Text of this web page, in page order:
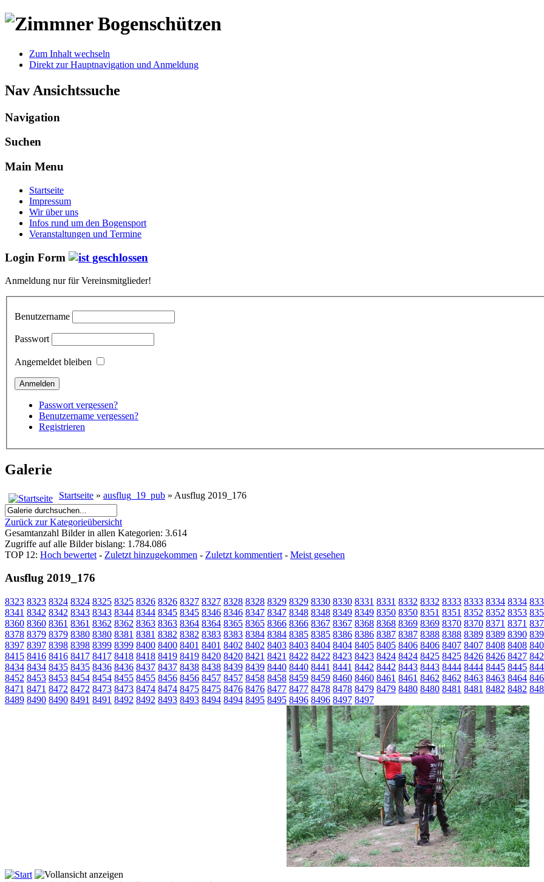
Zum Inhalt wechseln
Direkt zur Hauptnavigation und Anmeldung
Nav Ansichtssuche
Navigation
Suchen
Main Menu
Startseite
Impressum
Wir über uns
Infos rund um den Bogensport
Veranstaltungen und Termine
Login Form
Anmeldung nur für Vereinsmitglieder!
Benutzername
Passwort
Angemeldet bleiben
Passwort vergessen?
Benutzername vergessen?
Registrieren
Galerie
Startseite » ausflug_19_pub » Ausflug 2019_176
Zurück zur Kategorieübersicht
Gesamtanzahl Bilder in allen Kategorien: 3.614
Zugriffe auf alle Bilder bislang: 1.784.086
TOP 12: Hoch bewertet - Zuletzt hinzugekommen - Zuletzt kommentiert - Meist gesehen
Ausflug 2019_176
8323 8323 8324 8324 8325 8325 8326 8326 8327 8327 8328 8328 8329 8329 8330 8330 8331 8331 8332 8332 8333 8333 8334 8334
8341 8342 8342 8343 8343 8344 8344 8345 8345 8346 8346 8347 8347 8348 8348 8349 8349 8350 8350 8351 8351 8352 8352 8353
8360 8360 8361 8361 8362 8362 8363 8363 8364 8364 8365 8365 8366 8366 8367 8367 8368 8368 8369 8369 8370 8370 8371 8371
8378 8379 8379 8380 8380 8381 8381 8382 8382 8383 8383 8384 8384 8385 8385 8386 8386 8387 8387 8388 8388 8389 8389 8390
8397 8397 8398 8398 8399 8399 8400 8400 8401 8401 8402 8402 8403 8403 8404 8404 8405 8405 8406 8406 8407 8407 8408 8408
8415 8416 8416 8417 8417 8418 8418 8419 8419 8420 8420 8421 8421 8422 8422 8423 8423 8424 8424 8425 8425 8426 8426 8427
8434 8434 8435 8435 8436 8436 8437 8437 8438 8438 8439 8439 8440 8440 8441 8441 8442 8442 8443 8443 8444 8444 8445 8445
8452 8453 8453 8454 8454 8455 8455 8456 8456 8457 8457 8458 8458 8459 8459 8460 8460 8461 8461 8462 8462 8463 8463 8464
8471 8471 8472 8472 8473 8473 8474 8474 8475 8475 8476 8476 8477 8477 8478 8478 8479 8479 8480 8480 8481 8481 8482 8482
8489 8490 8490 8491 8491 8492 8492 8493 8493 8494 8494 8495 8495 8496 8496 8497 8497